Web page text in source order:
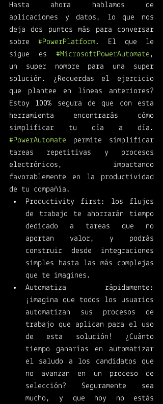
Hasta ahora hablamos de
aplicaciones y datos, lo que nos
deja dos puntos más para conversar
sobre #PowerPlatform. El que le
sigue es #MicrosoftPowerAutomate,
un super nombre para una super
solución. ¿Recuerdas el ejercicio
que plantee en líneas anteriores?
Estoy 100% segura de que con esta
herramienta encontrarás cómo
#PowerAutomate permite simplificar
tareas repetitivas y procesos
electrónicos, impactando
favorablemente en la productividad
de tu compañía.
Productivity first: los flujos
de trabajo te ahorrarán tiempo
dedicado a tareas que no
aportan valor, y podrás
construir desde integraciones
simples hasta las más complejas
que te imagines.
Automatiza rápidamente:
¡imagina que todos los usuarios
automatizan sus procesos de
trabajo que aplican para el uso
de esta solución! ¿Cuánto
tiempo ganarías en automatizar
el saludo a los candidatos que
no avanzan en un proceso de
selección? Seguramente sea
mucho, y que hoy no estás